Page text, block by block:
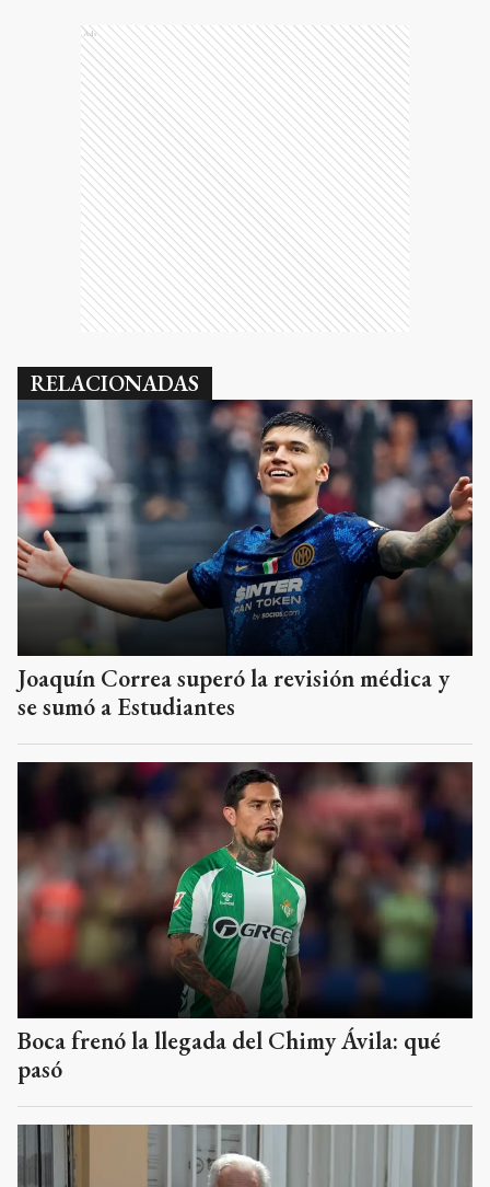
Ads
RELACIONADAS
Joaquín Correa superó la revisión médica y
se sumó a Estudiantes
Boca frenó la llegada del Chimy Ávila: qué
pasó